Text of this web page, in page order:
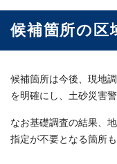
候補箇所の区
候補箇所は今後、現地
を明確にし、土砂災害
なお基礎調査の結果、
指定が不要となる箇所も